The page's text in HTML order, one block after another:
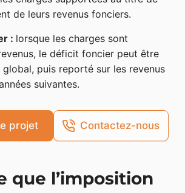
et charges déductibles
revenus fonciers
de leurs revenus fonciers.
: lorsque les charges sont
le déficit foncier peut être
puis reporté sur les revenus
suivantes.
projet Contactez-nous
que l’imposition